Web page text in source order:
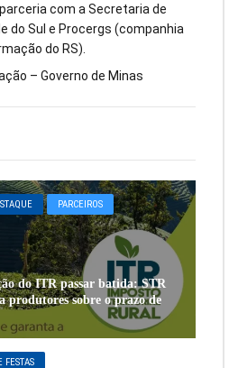
PARCEIROS
do ITR passar batida: STR
produtores sobre o prazo de
FESTAS
com a Secretaria de
do Sul e Procergs (companhia
do RS).
– Governo de Minas